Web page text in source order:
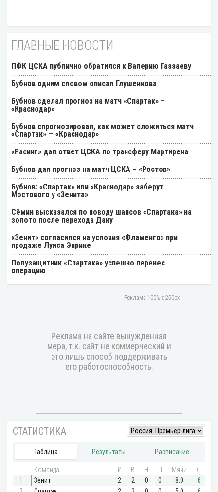
ГЛАВНЫЕ НОВОСТИ
ПФК ЦСКА публично обратился к Валерию Газзаеву
Бубнов одним словом описал Глушенкова
Бубнов сделал прогноз на матч «Спартак» –
«Краснодар»
Бубнов спрогнозировал, как может сложиться матч
«Спартак» — «Краснодар»
«Расинг» дал ответ ЦСКА по трансферу Мартирена
Бубнов дал прогноз на матч ЦСКА – «Ростов»
Бубнов: «Спартак» или «Краснодар» заберут
Мостового у «Зенита»
Cёмин высказался по поводу шансов «Спартака» на
золото после перехода Даку
«Зенит» согласился на условия «Фламенго» при
продаже Луиса Энрике
Полузащитник «Спартака» успешно перенес
операцию